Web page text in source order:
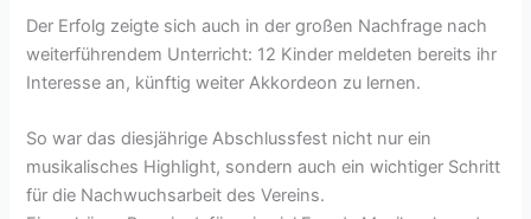
Der Erfolg zeigte sich auch in der großen Nachfrage nach
weiterführendem Unterricht: 12 Kinder meldeten bereits ihr
Interesse an, künftig weiter Akkordeon zu lernen.
So war das diesjährige Abschlussfest nicht nur ein
musikalisches Highlight, sondern auch ein wichtiger Schritt
für die Nachwuchsarbeit des Vereins.